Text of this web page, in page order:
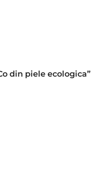
din piele ecologica”